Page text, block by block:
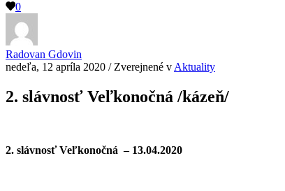
0
Radovan Gdovin
nedeľa, 12 apríla 2020 / Zverejnené v Aktuality
2. slávnosť Veľkonočná /kázeň/
2. slávnosť Veľkonočná – 13.04.2020